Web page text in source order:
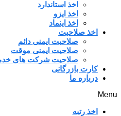
اخذ استاندارد
اخذ ایزو
اخذ اینماد
اخذ صلاحیت
صلاحیت ایمنی دائم
صلاحیت ایمنی موقت
صلاحیت شرکت های
کارت بازرگانی
درباره ما
Menu
اخذ رتبه